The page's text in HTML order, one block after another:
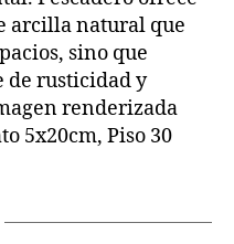
arcilla natural que
sino que
de rusticidad y
renderizada
5x20cm, Piso 30